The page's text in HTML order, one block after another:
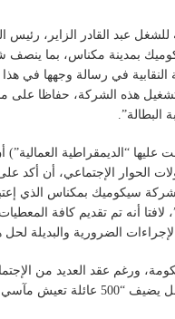
للشغل عبد القادر الزاير،
بمدينة مكناس، بما
النقابية في رسالة وجهها في
(2023) “على إعادة تشغيل هذه
البطالة”.
“الديمقراطية العمالية”)
الحوار الإجتماعي، أن أكد
شركة سيكوميك بمكناس الذي
لافتا أنه تم تقديم كافة
الضرورية والبديلة لحل
ورغم عقد العديد من
هذا النزاع الطريق إلى الحل” ، وهو